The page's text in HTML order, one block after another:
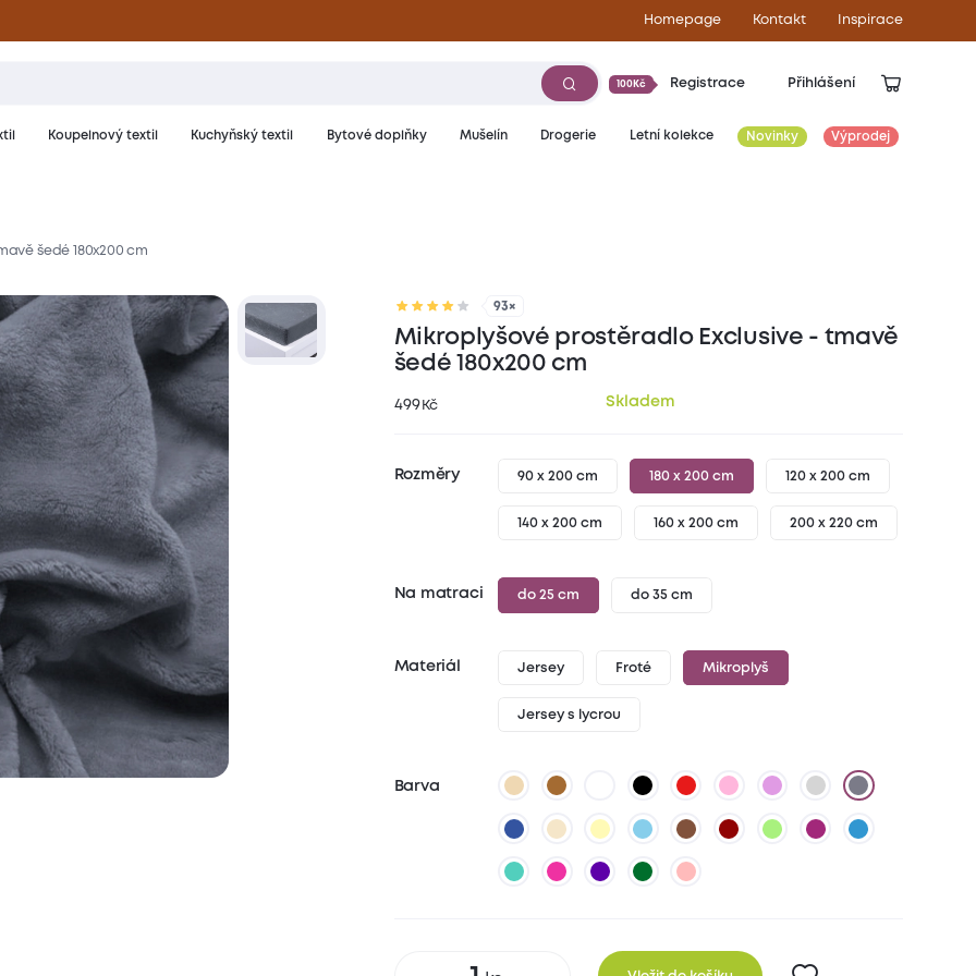
Homepage Kontakt Inspirace
100Kč Registrace Přihlášení
Koupelnový textil Kuchyňský textil Bytové doplňky Mušelín Drogerie Letní kolekce Novinky Výprodej
a péče Hodnocení
šedé 180x200 cm
93×
Mikroplyšové prostěradlo Exclusive - tmavě
šedé 180x200 cm
499 Kč Skladem
Rozměry 90 x 200 cm 180 x 200 cm 120 x 200 cm
140 x 200 cm 160 x 200 cm 200 x 220 cm
Na matraci do 25 cm do 35 cm
Materiál Jersey Froté Mikroplyš
Jersey s lycrou
Barva